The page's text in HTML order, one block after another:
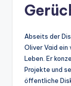
Abseits der
Oliver Vaid ein
Leben. Er
Projekte und
öffentliche